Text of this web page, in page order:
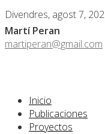
Divendres, agost 7,
Martí Peran
martiperan@gmail.com
Inicio
Publicaciones
Proyectos